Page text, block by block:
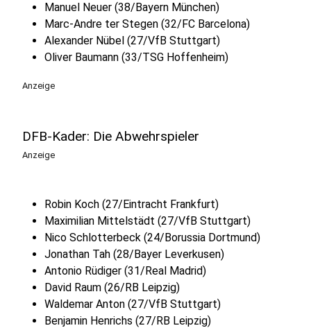
Manuel Neuer (38/Bayern München)
Marc-Andre ter Stegen (32/FC Barcelona)
Alexander Nübel (27/VfB Stuttgart)
Oliver Baumann (33/TSG Hoffenheim)
Anzeige
DFB-Kader: Die Abwehrspieler
Anzeige
Robin Koch (27/Eintracht Frankfurt)
Maximilian Mittelstädt (27/VfB Stuttgart)
Nico Schlotterbeck (24/Borussia Dortmund)
Jonathan Tah (28/Bayer Leverkusen)
Antonio Rüdiger (31/Real Madrid)
David Raum (26/RB Leipzig)
Waldemar Anton (27/VfB Stuttgart)
Benjamin Henrichs (27/RB Leipzig)